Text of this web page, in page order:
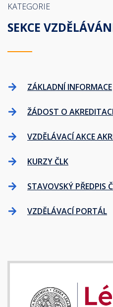
KATEGORIE
SEKCE
ZÁKLADNÍ INFORMACE
ŽÁDOST O
VZDĚLÁVACÍ AKCE
KURZY ČLK
STAVOVSKÝ PŘEDPIS
VZDĚLÁVACÍ PORTÁL